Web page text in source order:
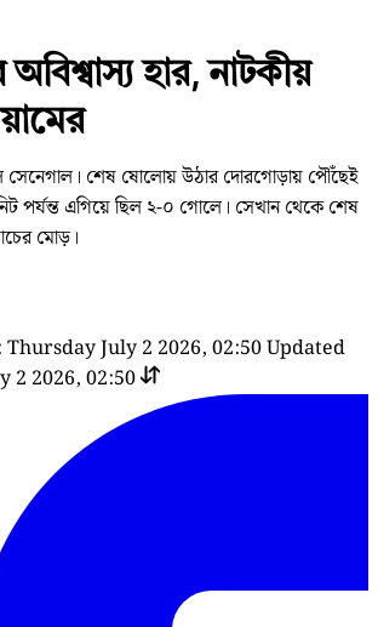
হার, নাটকীয়
শেষ ষোলোয় উঠার দোরগোড়ায় পৌঁছেই
পর্যন্ত এগিয়ে ছিল ২-০ গোলে। সেখান থেকে শেষ
মোড়।
July 2 2026, 02:50Updated
2 2026, 02:50